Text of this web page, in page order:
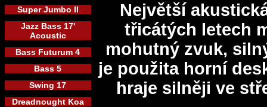
Super Jumbo II
Jazz Bass 17'
Acoustic
Bass Futurum 4
Bass 5
Swing 17
Dreadnought Koa
Největší
třicátých letech
mohutný zvuk,
je použita horní
hraje silněji ve